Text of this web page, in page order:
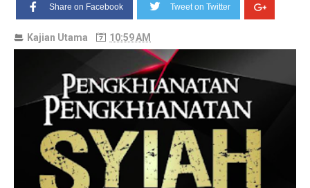
Share on Facebook Tweet on Twitter
Kajian Utama 10:59 AM